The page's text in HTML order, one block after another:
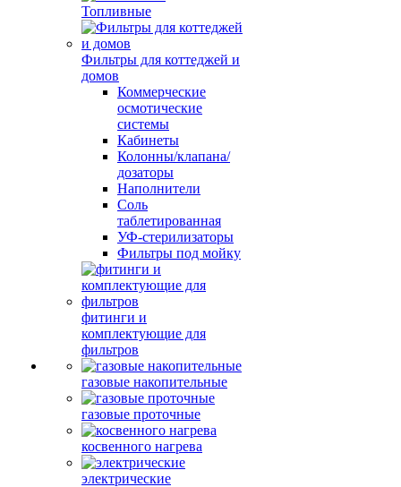
Топливные
Фильтры для коттеджей и
домов
Коммерческие
осмотические
системы
Кабинеты
Колонны/клапана/
дозаторы
Наполнители
Соль
таблетированная
УФ-стерилизаторы
Фильтры под мойку
фитинги и
комплектующие для
фильтров
газовые накопительные
газовые проточные
косвенного нагрева
электрические